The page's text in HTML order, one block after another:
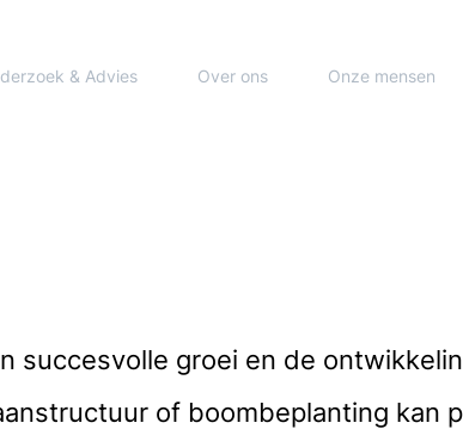
& Advies Over ons Onze mensen
succesvolle groei en de
of boombeplanting kan